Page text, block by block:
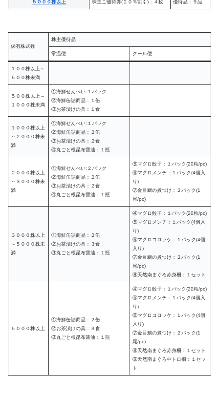
５０００株以上 株主ご優待券(２０％割引)：４枚 優待品：９品
保有株式数
株主優待品
常温便 クール便
１００株以上～
５００株未満
５００株以上～
１０００株未満
①海鮮せんべい:１パック
②海鮮缶詰商品：１缶
③お茶漬けの具：１食
１０００株以上
～２０００株未
満
①海鮮せんべい:１パック
②海鮮缶詰商品：２缶
③お茶漬けの具：２食
④丸ごと根昆布醤油：１瓶
２０００株以上
～３０００株未
満
①海鮮せんべい:２パック
②海鮮缶詰商品：２缶
③お茶漬けの具：２食
④丸ごと根昆布醤油：１瓶
⑤マグロ餃子：１パック(20粒/pc)
⑥マグロメンチ：１パック(4個入
り)
⑦金目鯛の煮つけ：２パック(1
尾/pc)
３０００株以上
～５０００株未
満
①海鮮缶詰商品：２缶
②お茶漬けの具：３食
③丸ごと根昆布醤油：１瓶
④マグロ餃子：１パック(20粒/pc)
⑤マグロメンチ：１パック(4個入
り)
⑥マグロコロッケ：１パック(4個
入り)
⑦金目鯛の煮つけ：２パック(1
尾/pc)
⑧天然南まぐろ赤身柵：１セット
５０００株以上
①海鮮缶詰商品：２缶
②お茶漬けの具：３食
③丸ごと根昆布醤油：１瓶
④マグロ餃子：１パック(20粒/pc)
⑤マグロメンチ：１パック(4個入
り)
⑥マグロコロッケ：１パック(4個
入り)
⑦金目鯛の煮つけ：２パック(1
尾/pc)
⑧天然南まぐろ赤身柵：１セット
⑨天然南まぐろ中トロ柵：１セッ
ト